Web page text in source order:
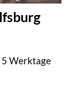
Werktage